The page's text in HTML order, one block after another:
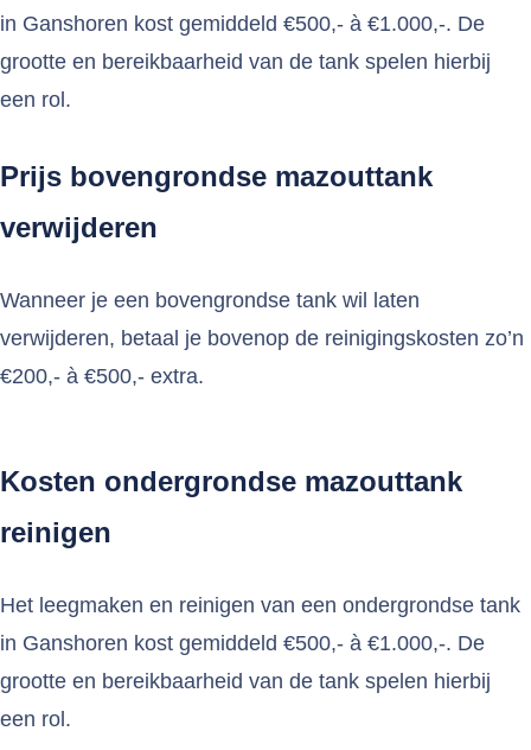
in Ganshoren kost gemiddeld €500,- à €1.000,-. De
grootte en bereikbaarheid van de tank spelen hierbij
een rol.
Prijs bovengrondse mazouttank
verwijderen
Wanneer je een bovengrondse tank wil laten
verwijderen, betaal je bovenop de reinigingskosten zo’n
€200,- à €500,- extra.
Kosten ondergrondse mazouttank
reinigen
Het leegmaken en reinigen van een ondergrondse tank
in Ganshoren kost gemiddeld €500,- à €1.000,-. De
grootte en bereikbaarheid van de tank spelen hierbij
een rol.